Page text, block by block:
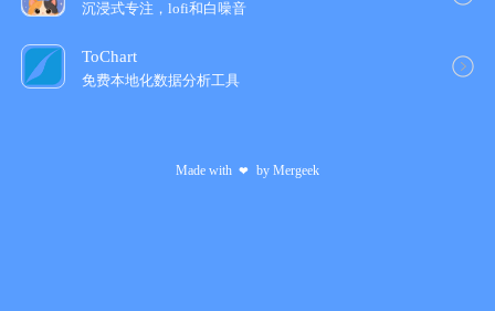
- 再记模式：发布记账不会关闭记账页面，适用于连续记账
- 预购清单：记录预购清单明细，记账更便捷
- 货币单位：支持26种货币单位，自由切换
- 数据导入：支持微信、支付宝等10个平台的账单导入
沉浸式专注，lofi和白噪音
ToChart
免费本地化数据分析工具
Made with ❤ by Mergeek